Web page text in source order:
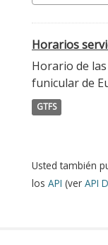
Horarios
Horario de
funicular de
GTFS
Usted también
los API (ver API